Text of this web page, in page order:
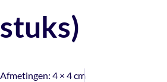
stuks)
Afmetingen: 4 × 4 cm